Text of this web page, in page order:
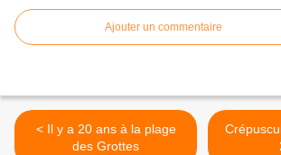
Ajouter un commentaire
< Il y a 20 ans à la plage
des Grottes